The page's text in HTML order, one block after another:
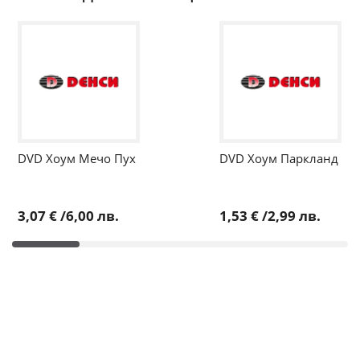
DVD Хоум Мечо Пух
3,07 €/6,00 лв.
DVD Хоум Паркланд
1,53 €/2,99 лв.